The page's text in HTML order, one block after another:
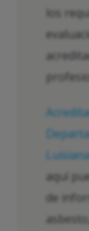
los
aquí
de